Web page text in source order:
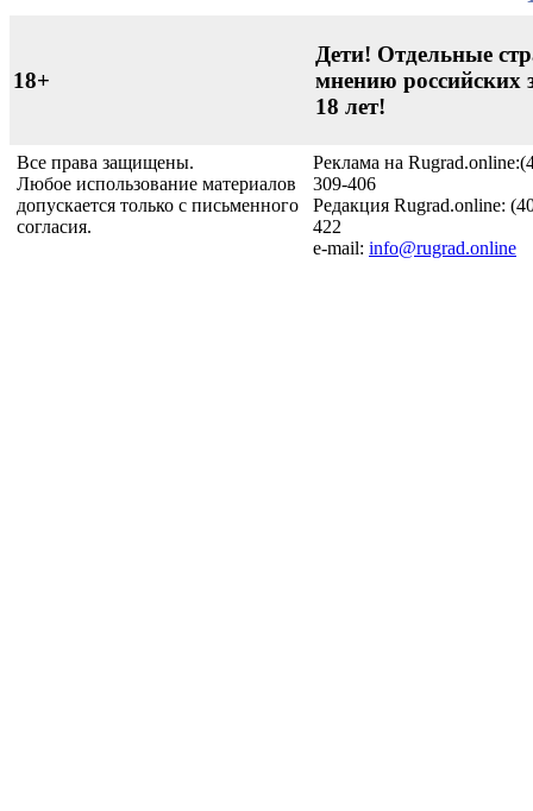
18+
Дети! Отдельные
мнению российских
18 лет!
Все права защищены.
Любое использование материалов
допускается только с письменного
согласия.
Реклама на
309-406
Редакция Rugrad.online:
422
e-mail: info@rugrad.online